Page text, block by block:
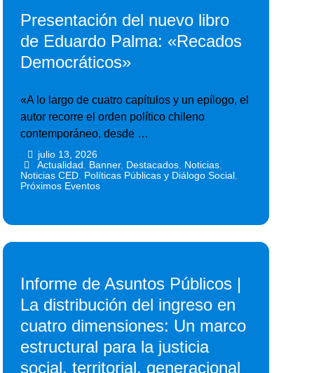
Presentación del nuevo libro
de Eduardo Palma: «Recados
Democráticos»
«A lo largo de cuatro capítulos y un epílogo, el
autor recorre el orden político chileno
contemporáneo, desde …
julio 13, 2026
Actualidad Banner, Destacados, Noticias,
Noticias CED Políticas Públicas y Diálogo Social
Próximos Eventos
Informe de Asuntos Públicos |
La distribución del ingreso en
cuatro dimensiones: Un marco
estructural para la justicia
social, territorial, generacional